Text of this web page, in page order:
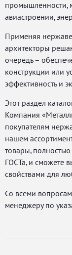
промышленности,
авиастроении,
Применяя
архитекторы
очередь –
конструкции или
эффективность и
Этот раздел
Компания
покупателям
нашем
товары, полностью
ГОСТа, и сможете
свойствами для
Со всеми
менеджеру по